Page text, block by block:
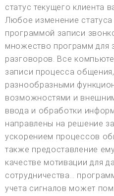
статус текущего клиента
Любое изменение
программой записи
множество программ для
разговоров. Все
записи процесса
разнообразными
возможностями и
ввода и обработки
направлены на решение
ускорением процессов
также предоставление
качестве мотивации для
сотрудничества…
учета сигналов может